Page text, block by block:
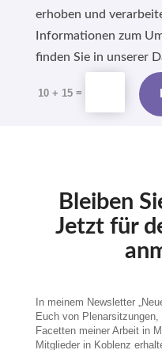
erhoben und
Informationen zum
finden Sie in unserer
10 + 15 =
Bleiben
Jetzt für
In meinem Newsletter
Euch von
Facetten meiner Arbeit in
Mitglieder in Koblenz